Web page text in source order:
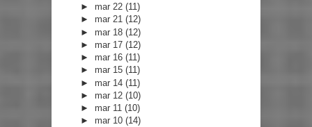
► mar 22(11)
► mar 21(12)
► mar 18(12)
► mar 17(12)
► mar 16(11)
► mar 15(11)
► mar 14(11)
► mar 12(10)
► mar 11(10)
► mar 10(14)